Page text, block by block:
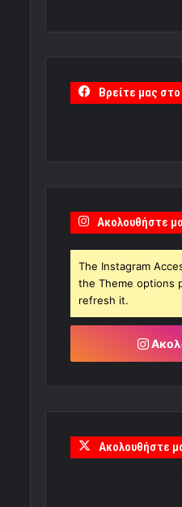
Βρείτε μας
Ακολουθήστε
The Instagram
the Theme options
refresh it.
Ακολουθήστε